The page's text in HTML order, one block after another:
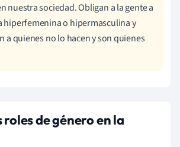
nuestra sociedad. Obligan a la gente a
hiperfemenina o hipermasculina y
a quienes no lo hacen y son quienes
de género en la